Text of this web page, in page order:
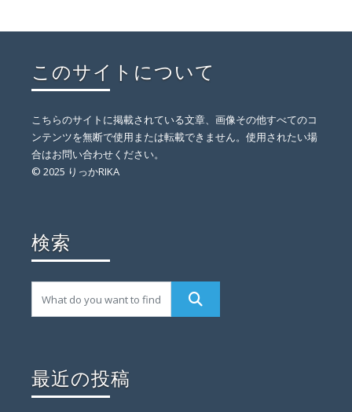
このサイトについて
こちらのサイトに掲載されている文章、画像その他すべてのコ
ンテンツを無断で使用または転載できません。使用されたい場
合はお問い合わせください。
© 2025 りっかRIKA
検索
最近の投稿